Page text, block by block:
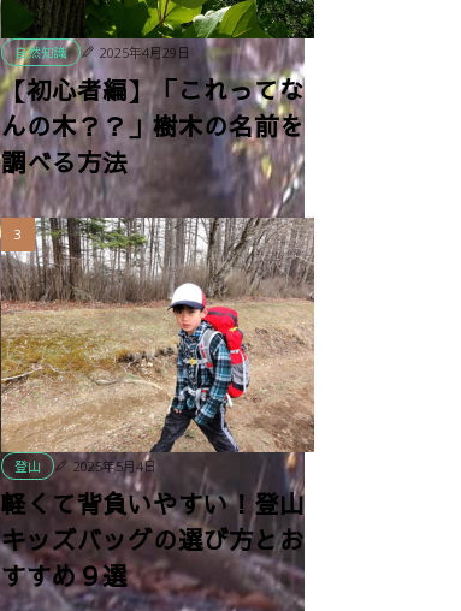
自然知識 2025年4月29日
【初心者編】「これってな
んの木？？」樹木の名前を
調べる方法
登山 2025年5月4日
軽くて背負いやすい！登山
キッズバッグの選び方とお
すすめ９選